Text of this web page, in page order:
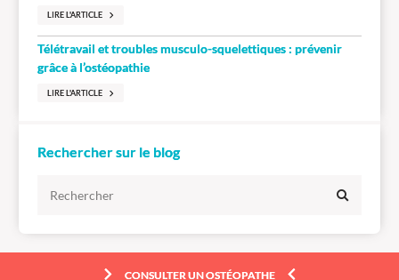
LIRE L'ARTICLE
Télétravail et troubles musculo-squelettiques : prévenir
grâce à l’ostéopathie
LIRE L'ARTICLE
Rechercher sur le blog
CONSULTER UN OSTÉOPATHE